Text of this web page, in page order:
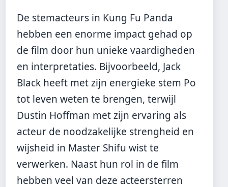
De stemacteurs in Kung Fu Panda
hebben een enorme impact gehad op
de film door hun unieke vaardigheden
en interpretaties. Bijvoorbeeld, Jack
Black heeft met zijn energieke stem Po
tot leven weten te brengen, terwijl
Dustin Hoffman met zijn ervaring als
acteur de noodzakelijke strengheid en
wijsheid in Master Shifu wist te
verwerken. Naast hun rol in de film
hebben veel van deze acteersterren